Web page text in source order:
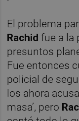
El problema
Rachidfue a la
presuntos
Fue entonces
policial de
los ahora
masa’, pero